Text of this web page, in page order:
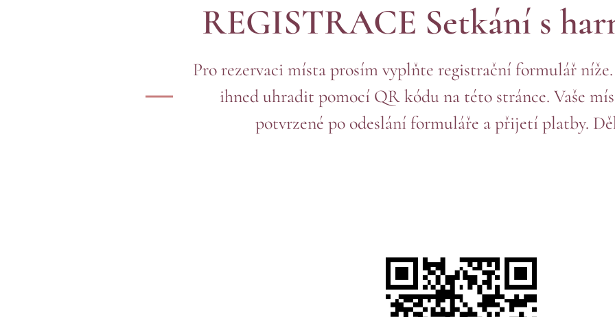
REGISTRACE Setkání s
Pro rezervaci místa prosím vyplňte registrační formulář
ihned uhradit pomocí QR kódu na této stránce. Vaše
potvrzené po odeslání formuláře a přijetí platby.